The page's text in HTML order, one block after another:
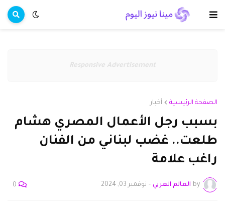
Responsive Advertisement
الصفحة الرئيسية أخبار
بسبب رجل الأعمال المصري هشام
طلعت.. غضب لبناني من الفنان
راغب علامة
by العالم العربي - نوفمبر 03, 2024 0